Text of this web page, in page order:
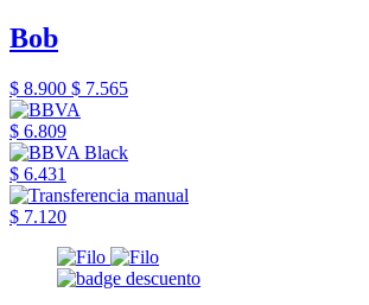
Bob
$ 8.900 $ 7.565
$ 6.809
$ 6.431
$ 7.120